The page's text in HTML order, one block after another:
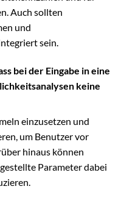
Auch sollten
und
sein.
bei der Eingabe in eine
keine
einzusetzen und
um Benutzer vor
hinaus können
Parameter dabei